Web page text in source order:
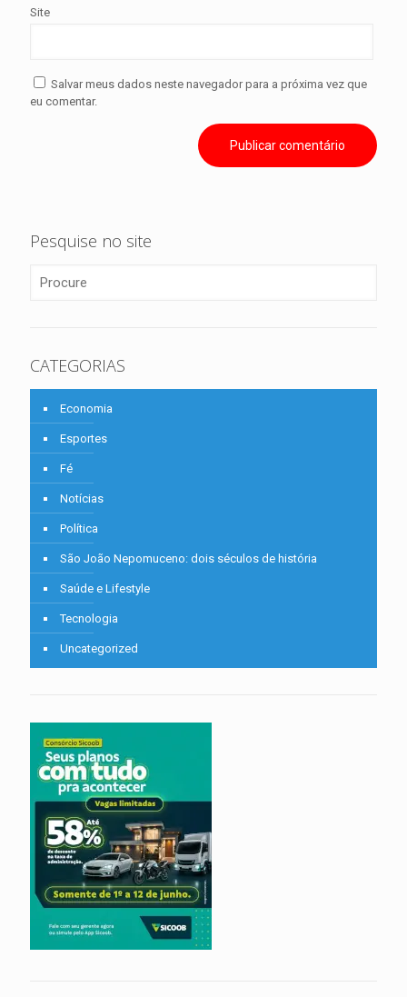
Site
Salvar meus dados neste navegador para a próxima vez que
eu comentar.
Pesquise no site
CATEGORIAS
Economia
Esportes
Fé
Notícias
Política
São João Nepomuceno: dois séculos de história
Saúde e Lifestyle
Tecnologia
Uncategorized